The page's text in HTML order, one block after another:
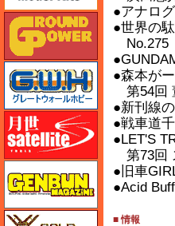
●アナロ
●世界の
No.275
●森本が
第54回
●新刊線
●戦車道
●LET'S
第73回
●旧車
●Acid
■ 情報
ガリレオ出版 グ
グレートウォール
月世 サテライト
ゲンブンマガジン
ゴールドメダルモ